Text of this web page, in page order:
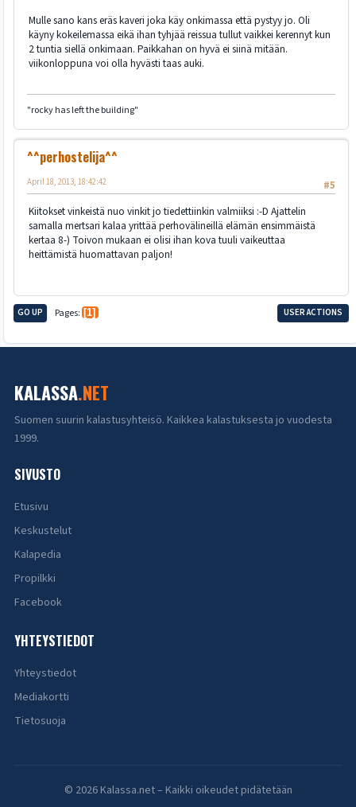
Mulle sano kans eräs kaveri joka käy onkimassa että pystyy jo. Oli
käyny kokeilemassa eikä ihan tyhjää reissua tullut vaikkei kerennyt kun
2 tuntia siellä onkimaan. Paikkahan on hyvä ei siinä mitään.
viikonloppuna voi olla hyvästi taas auki.
"rocky has left the building"
^^perhostelija^^
#5
April 18, 2013, 18:42:42
Kiitokset vinkeistä nuo vinkit jo tiedettiinkin valmiiksi :-D Ajattelin
samalla mertsari kalaa yrittää perhovälineillä elämän ensimmäistä
kertaa 8-) Toivon mukaan ei olisi ihan kova tuuli vaikeuttaa
heittämistä huomattavan paljon!
GO UP Pages 1 USER ACTIONS
KALASSA.NET
Suomen suurin kalastusyhteisö. Kaikkea kalastuksesta jo vuodesta
1999.
SIVUSTO
Etusivu
Keskustelut
Kalapedia
Propilkki
Facebook
YHTEYSTIEDOT
Yhteystiedot
Mediakortti
Tietosuoja
© 2026 Kalassa.net – Kaikki oikeudet pidätetään